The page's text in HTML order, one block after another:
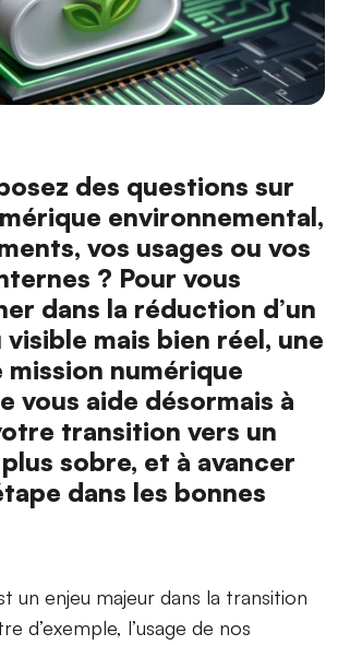
des questions sur
environnemental,
vos usages ou vos
? Pour vous
dans la réduction d’un
mais bien réel, une
mission numérique
vous aide désormais à
transition vers un
sobre, et à avancer
dans les bonnes
un enjeu majeur dans la transition
d’exemple, l’usage de nos